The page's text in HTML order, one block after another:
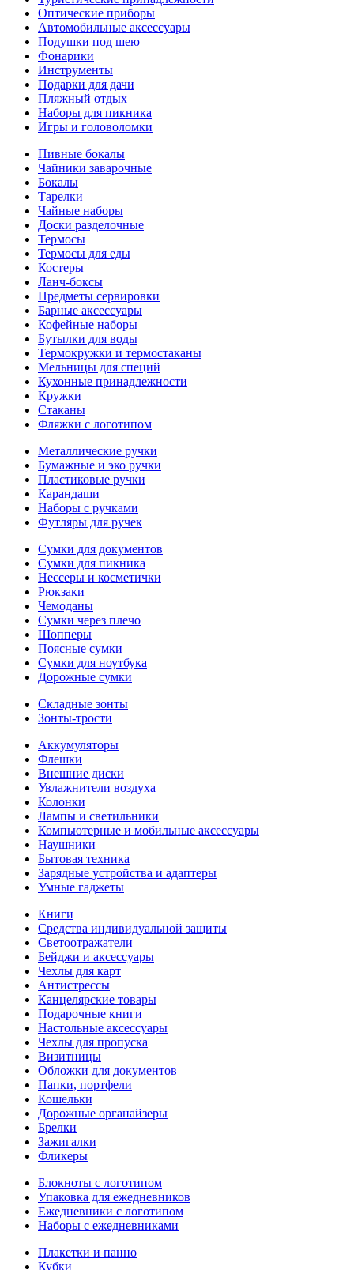
Оптические приборы
Автомобильные аксессуары
Подушки под шею
Фонарики
Инструменты
Подарки для дачи
Пляжный отдых
Наборы для пикника
Игры и головоломки
Пивные бокалы
Чайники заварочные
Бокалы
Тарелки
Чайные наборы
Доски разделочные
Термосы
Термосы для еды
Костеры
Ланч-боксы
Предметы сервировки
Барные аксессуары
Кофейные наборы
Бутылки для воды
Термокружки и термостаканы
Мельницы для специй
Кухонные принадлежности
Кружки
Стаканы
Фляжки с логотипом
Металлические ручки
Бумажные и эко ручки
Пластиковые ручки
Карандаши
Наборы с ручками
Футляры для ручек
Сумки для документов
Сумки для пикника
Нессеры и косметички
Рюкзаки
Чемоданы
Сумки через плечо
Шопперы
Поясные сумки
Сумки для ноутбука
Дорожные сумки
Складные зонты
Зонты-трости
Аккумуляторы
Флешки
Внешние диски
Увлажнители воздуха
Колонки
Лампы и светильники
Компьютерные и мобильные аксессуары
Наушники
Бытовая техника
Зарядные устройства и адаптеры
Умные гаджеты
Книги
Средства индивидуальной защиты
Светоотражатели
Бейджи и аксессуары
Чехлы для карт
Антистрессы
Канцелярские товары
Подарочные книги
Настольные аксессуары
Чехлы для пропуска
Визитницы
Обложки для документов
Папки, портфели
Кошельки
Дорожные органайзеры
Брелки
Зажигалки
Фликеры
Блокноты с логотипом
Упаковка для ежедневников
Ежедневники с логотипом
Наборы с ежедневниками
Плакетки и панно
Кубки